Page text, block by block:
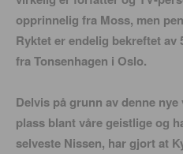
opprinnelig fra Moss, men
Ryktet er endelig bekreftet av
fra Tonsenhagen i Oslo.
Delvis på grunn av denne
plass blant våre geistlige og
selveste Nissen, har gjort at